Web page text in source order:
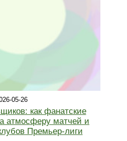
05-26
как фанатские
атмосферу матчей и
Премьер-лиги